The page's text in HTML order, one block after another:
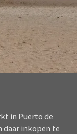
in Puerto de
daar inkopen te